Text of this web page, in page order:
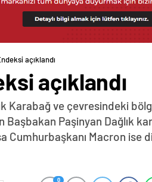
açıklandı
açıklandı
Karabağ ve çevresindeki
Başbakan Paşinyan Dağlık
Cumhurbaşkanı Macron
0